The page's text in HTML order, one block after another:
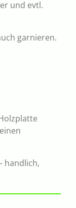
und evtl.
garnieren.
handlich,